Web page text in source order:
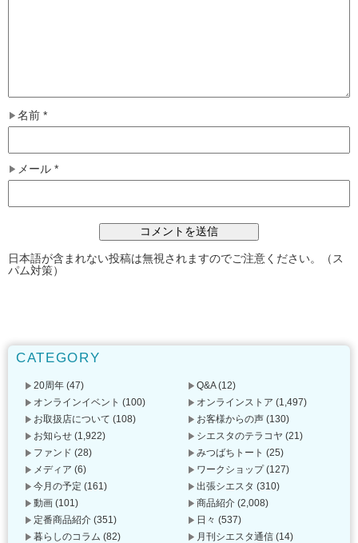
名前 *
メール *
日本語が含まれない投稿は無視されますのでご注意ください。（ス
パム対策）
CATEGORY
20周年 (47) Q&A(12)
オンラインイベント (100) オンラインストア (1,497)
お取扱店について (108) お客様からの声 (130)
お知らせ (1,922) シエスタのテラコヤ (21)
ファンド (28) みつばちトート (25)
メディア (6) ワークショップ(127)
今月の予定 (161) 出張シエスタ (310)
動画 (101) 商品紹介 (2,008)
定番商品紹介 (351) 日々 (537)
暮らしのコラム (82) 月刊シエスタ通信 (14)